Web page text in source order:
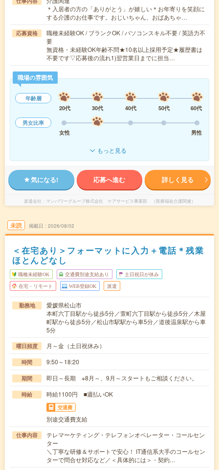
＊入居者の方の「ありがとう」が嬉しい＊お年寄りを笑顔に
する介護のお仕事です。おじいちゃん、おばあちゃ…
応募資格
職種未経験OK / ブランクOK / パソコンスキル不要 / 英語力不
要
無資格・未経験OK年齢不問★10名以上採用予定★履歴書は
不要です▽応募後の流れ1)翌営業日までに担当…
職場の雰囲気
年齢層
20代
30代 40代 50代
60代
男女比率
女性
男性
もっと見る
気になる! 応募へ進む 詳しく見る
派遣会社 マンパワーグループ株式会社 ケアサービス事業部 （医療福祉介護関連）
未読 掲載日 2026/08/02
＜在宅あり＞フォーマットに入力＋電話＊残業
ほとんどなし
職種未経験OK 交通費別途支給あり 土日祝日が休み
在宅・リモート WEB登録OK 派遣
勤務地
愛媛県松山市
本町六丁目駅から徒歩5分／萱町六丁目駅から徒歩5分／木屋
町駅から徒歩5分／松山市駅駅から車5分／道後温泉駅から車
5分
曜日頻度 月～金（土日祝休み）
時間 9:50～18:20
期間 即日～長期 ※8月～、9月～スタートもご相談ください。
時給 時給1100円 ■週払いOK
交通費
別途交通費支給
仕事内容
テレマーケティング・テレフォンオペレーター・コールセン
ター
＼丁寧な研修＆サポートで安心！ IT通信系大手のコールセン
ターで問合せ対応など／＜具体的には＞・契約…